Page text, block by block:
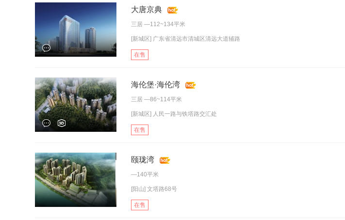
大唐京典
三居 —112~134平米
[新城区] 广东省清远市清城区清远大道辅路
在售
海伦堡·海伦湾
三居 —86~114平米
[新城区] 人民一路与铁塔路交汇处
在售
颐珑湾
—140平米
[阳山] 文塔路68号
在售